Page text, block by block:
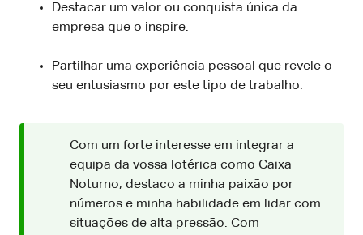
Destacar um valor ou conquista única da
empresa que o inspire.
Partilhar uma experiência pessoal que revele o
seu entusiasmo por este tipo de trabalho.
Com um forte interesse em integrar a
equipa da vossa lotérica como Caixa
Noturno, destaco a minha paixão por
números e minha habilidade em lidar com
situações de alta pressão. Com